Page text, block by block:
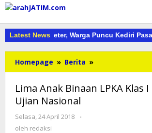
Lewati
konten
Latest News
Capai 30 Meter, Warga Puncu Kediri
Homepage » Berita »
Anak
LPKA
Lima Anak Binaan LPKA Klas
Ujian Nasional
Selasa, 24 April 2018
oleh
-
oleh redaksi